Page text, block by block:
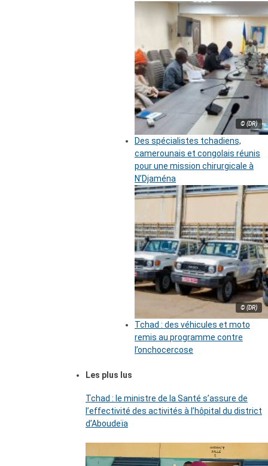
© (DR)
Des spécialistes tchadiens,
camerounais et congolais réunis
pour une mission chirurgicale à
N’Djaména
© (DR)
Tchad : des véhicules et moto
remis au programme contre
l’onchocercose
Les plus lus
Tchad : le ministre de la Santé s’assure de
l’effectivité des activités à l’hôpital du district
d’Aboudeïa